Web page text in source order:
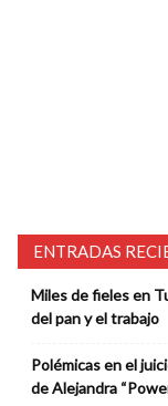
ENTRADAS
Miles de fieles en
del pan y el trabajo
Polémicas en el
de Alejandra